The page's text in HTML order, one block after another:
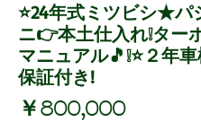
⭐24年式ミツビシ★パ
ニ👉本土仕入れ❕ター
マニュアル🎵❕⭐２年
保証付き!
￥800,000価